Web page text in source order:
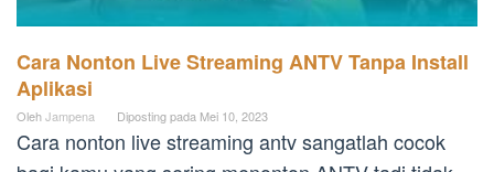
Cara Nonton Live Streaming ANTV Tanpa Install
Aplikasi
OlehJampena Diposting pada Mei 10, 2023
Cara nonton live streaming antv sangatlah cocok